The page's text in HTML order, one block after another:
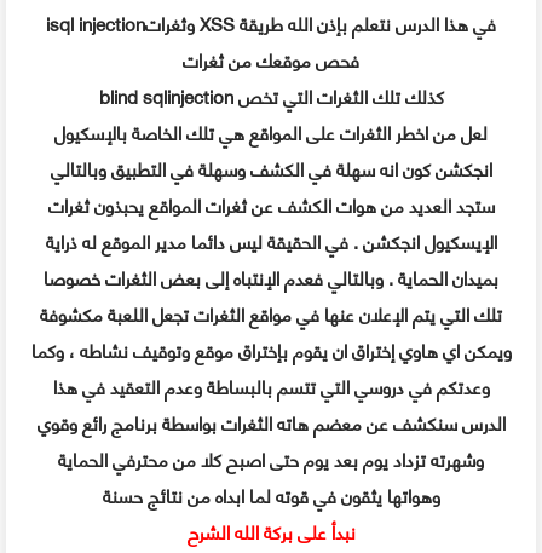
isql injectionوثغرات XSS في هذا الدرس نتعلم بإذن الله طريقة
فحص موقعك من ثغرات
blind sqlinjection كذلك تلك الثغرات التي تخص
لعل من اخطر الثغرات على المواقع هي تلك الخاصة بالإسكيول
انجكشن كون انه سهلة في الكشف وسهلة في التطبيق وبالتالي
ستجد العديد من هوات الكشف عن ثغرات المواقع يحبذون ثغرات
الإيسكيول انجكشن . في الحقيقة ليس دائما مدير الموقع له ذراية
بميدان الحماية . وبالتالي فعدم الإنتباه إلى بعض الثغرات خصوصا
تلك التي يتم الإعلان عنها في مواقع الثغرات تجعل اللعبة مكشوفة
ويمكن اي هاوي إختراق ان يقوم بإختراق موقع وتوقيف نشاطه ، وكما
وعدتكم في دروسي التي تتسم بالبساطة وعدم التعقيد في هذا
الدرس سنكشف عن معضم هاته الثغرات بواسطة برنامج رائع وقوي
وشهرته تزداد يوم بعد يوم حتى اصبح كلا من محترفي الحماية
وهواتها يثقون في قوته لما ابداه من نتائج حسنة
نبدأ على بركة الله الشرح